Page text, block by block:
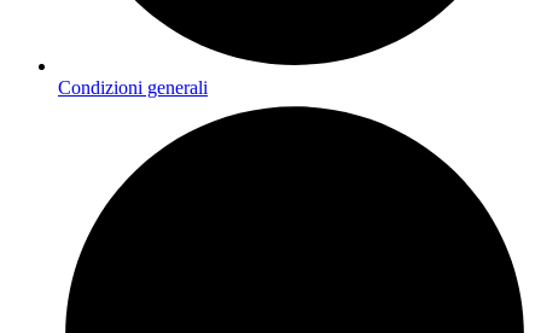
Condizioni generali